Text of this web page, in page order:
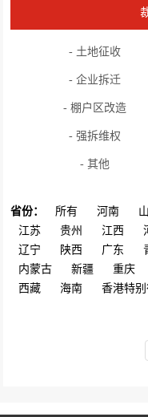
- 土地征收
- 企业拆迁
- 棚户区改造
- 强拆维权
- 其他
省份： 所有 河南
江苏
贵州 江西
辽宁
陕西 广东
内蒙古
新疆 重庆
西藏
海南 香港特别